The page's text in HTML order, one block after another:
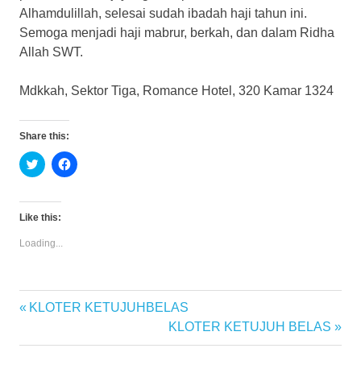
Alhamdulillah, selesai sudah ibadah haji tahun ini.
Semoga menjadi haji mabrur, berkah, dan dalam Ridha
Allah SWT.
Mdkkah, Sektor Tiga, Romance Hotel, 320 Kamar 1324
Share this:
Click
to
Twitter
(Opens
in
window)
Click
to
Like this:
Loading...
Post
navigation
Previous
KLOTER KETUJUHBELAS
Next
Post:
KLOTER KETUJUH BELAS